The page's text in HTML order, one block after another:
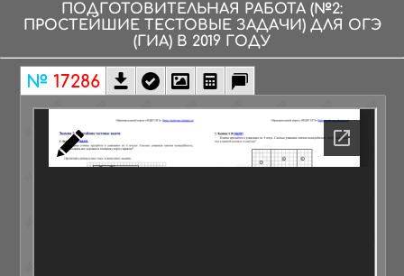
ПОДГОТОВИТЕЛЬНАЯ РАБОТА (№2:
ПРОСТЕЙШИЕ ТЕСТОВЫЕ ЗАДАЧИ)ДЛЯ ОГЭ
(ГИА) В 2019 ГОДУ
№ 17286